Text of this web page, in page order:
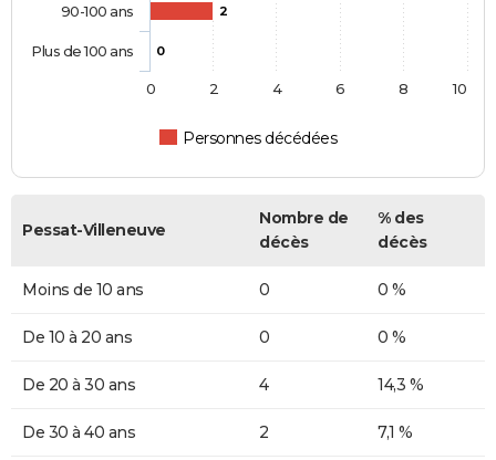
2
0
Personnes décédées
90-100 ans
Plus de 100 ans
0 2 4 6 8 10
Pessat-Villeneuve
Nombre de
décès
% des
décès
Moins de 10 ans 0 0 %
De 10 à 20 ans 0 0 %
De 20 à 30 ans 4 14,3 %
De 30 à 40 ans 2 7,1 %